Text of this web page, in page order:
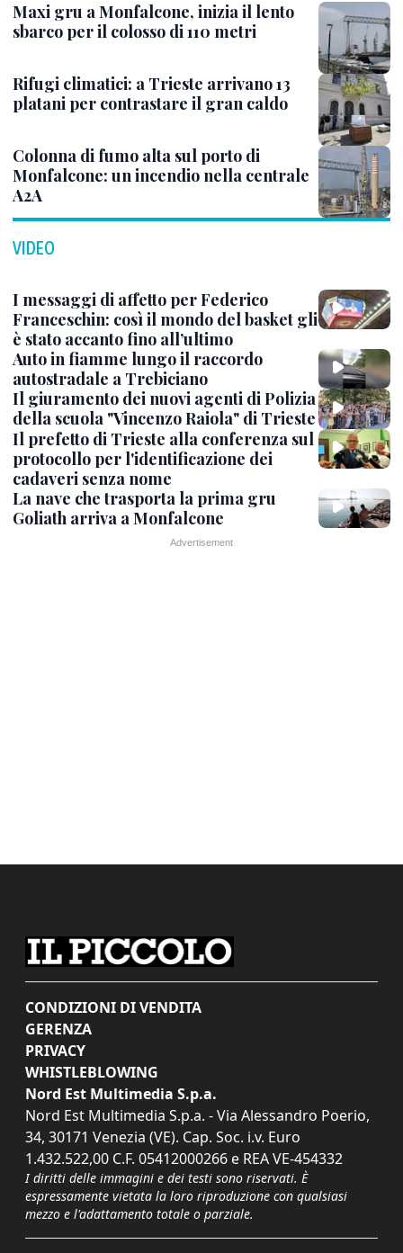
Maxi gru a Monfalcone, inizia il lento
sbarco per il colosso di 110 metri
Rifugi climatici: a Trieste arrivano 13
platani per contrastare il gran caldo
Colonna di fumo alta sul porto di
Monfalcone: un incendio nella centrale
A2A
VIDEO
I messaggi di affetto per Federico
Franceschin: così il mondo del basket gli
è stato accanto fino all’ultimo
Auto in fiamme lungo il raccordo
autostradale a Trebiciano
Il giuramento dei nuovi agenti di Polizia
della scuola "Vincenzo Raiola" di Trieste
Il prefetto di Trieste alla conferenza sul
protocollo per l'identificazione dei
cadaveri senza nome
La nave che trasporta la prima gru
Goliath arriva a Monfalcone
CONDIZIONI DI VENDITA
GERENZA
PRIVACY
WHISTLEBLOWING
Nord Est Multimedia S.p.a.
Nord Est Multimedia S.p.a. - Via Alessandro Poerio,
34, 30171 Venezia (VE). Cap. Soc. i.v. Euro
1.432.522,00 C.F. 05412000266 e REA VE-454332
I diritti delle immagini e dei testi sono riservati. È
espressamente vietata la loro riproduzione con qualsiasi
mezzo e l'adattamento totale o parziale.